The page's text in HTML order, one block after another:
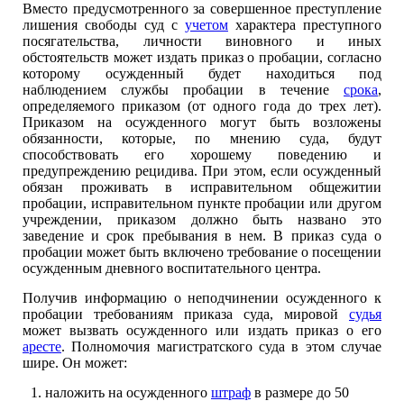
Вместо предусмотренного за совершенное преступление
лишения свободы суд с учетом характера преступного
посягательства, личности виновного и иных
обстоятельств может издать приказ о пробации, согласно
которому осужденный будет находиться под
наблюдением службы пробации в течение срока,
определяемого приказом (от одного года до трех лет).
Приказом на осужденного могут быть возложены
обязанности, которые, по мнению суда, будут
способствовать его хорошему поведению и
предупреждению рецидива. При этом, если осужденный
обязан проживать в исправительном общежитии
пробации, исправительном пункте пробации или другом
учреждении, приказом должно быть названо это
заведение и срок пребывания в нем. В приказ суда о
пробации может быть включено требование о посещении
осужденным дневного воспитательного центра.
Получив информацию о неподчинении осужденного к
пробации требованиям приказа суда, мировой судья
может вызвать осужденного или издать приказ о его
аресте. Полномочия магистратского суда в этом случае
шире. Он может:
наложить на осужденного штраф в размере до 50